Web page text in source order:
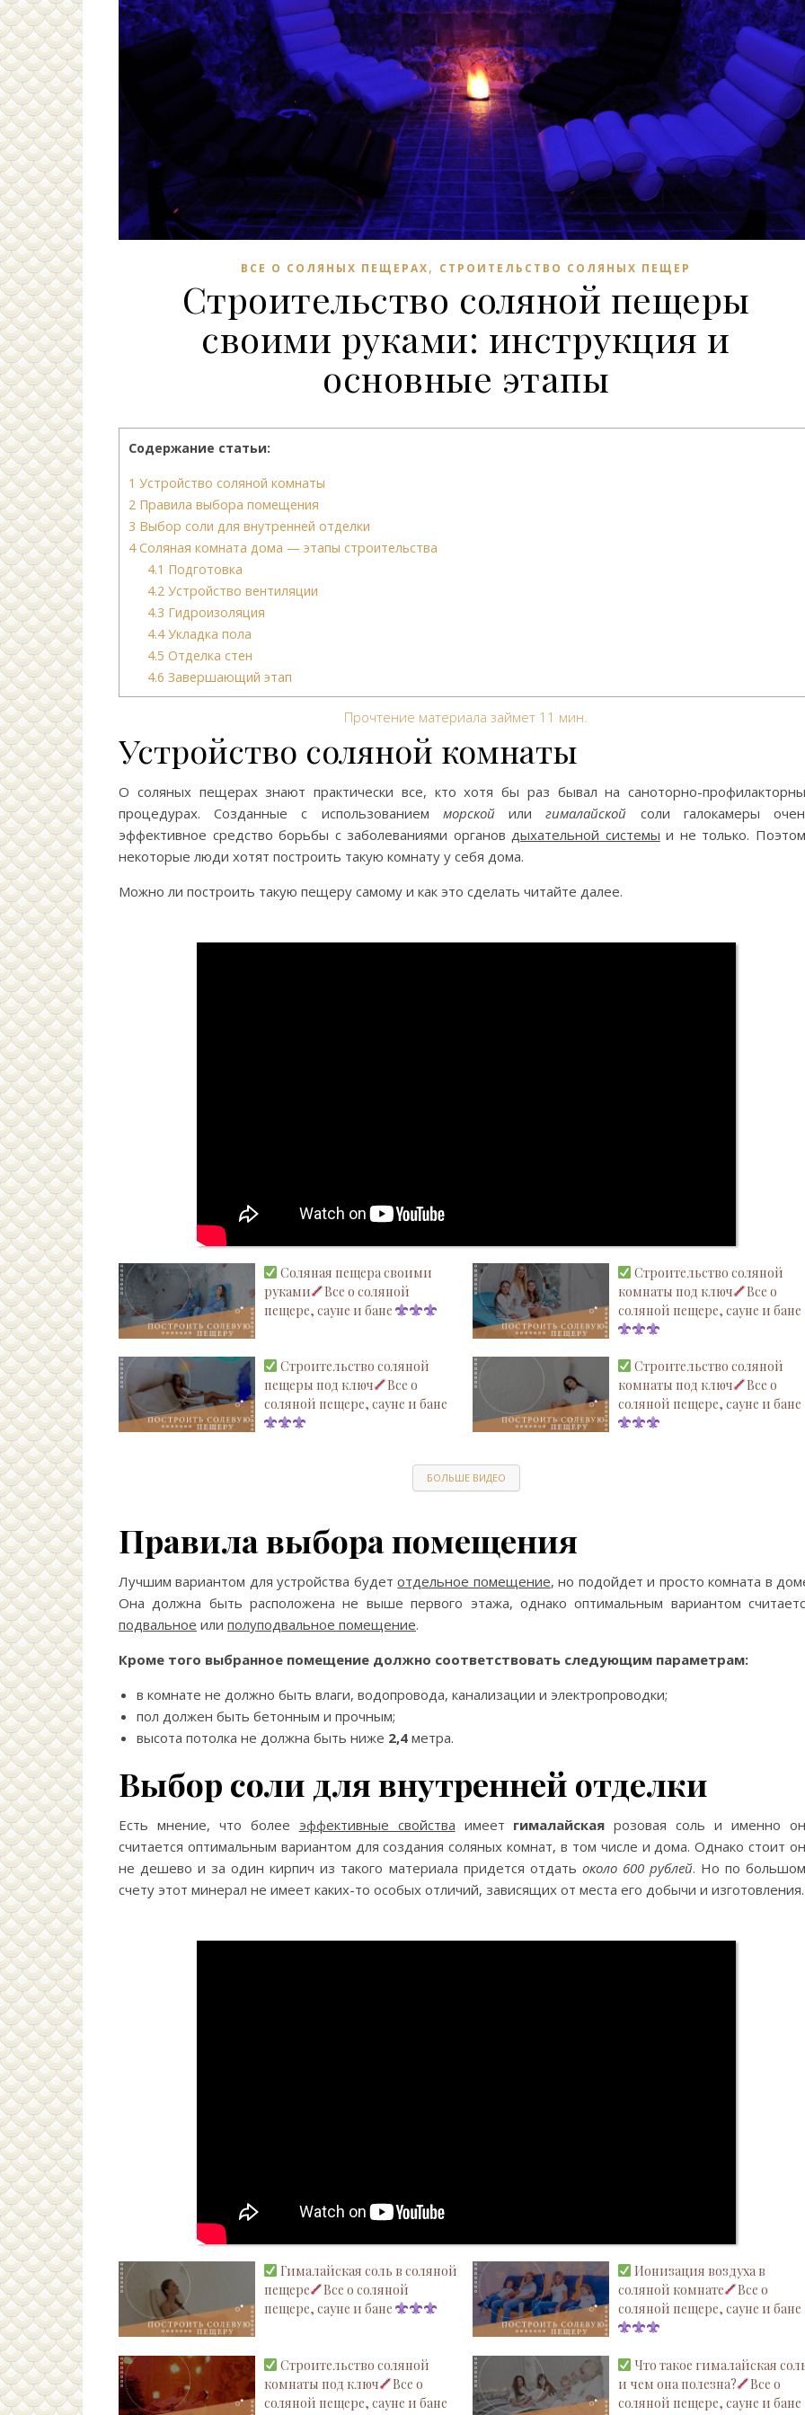
ВСЕ О СОЛЯНЫХ ПЕЩЕРАХ, СТРОИТЕЛЬСТВО СОЛЯНЫХ ПЕЩЕР
Строительство соляной пещеры
своими руками: инструкция и
основные этапы
Содержание статьи:
1 Устройство соляной комнаты
2 Правила выбора помещения
3 Выбор соли для внутренней отделки
4Соляная комната дома — этапы строительства
4.1 Подготовка
4.2 Устройство вентиляции
4.3 Гидроизоляция
4.4Укладка пола
4.5 Отделка стен
4.6 Завершающий этап
Прочтение материала займет 11 мин.
Устройство соляной комнаты
О соляных пещерах знают практически все, кто хотя бы раз бывал на саноторно-
процедурах. Созданные с использованием морскойилигималайской соли галокамеры
эффективное средство борьбы с заболеваниями органов дыхательной системы и не только.
некоторые люди хотят построить такую комнату у себя дома.
Можно ли построить такую пещеру самому и как это сделать читайте далее.
Соляная пещера своими
руками
Все о соляной
пещере, сауне и бане
Строительство соляной
комнаты под ключ
Все о
соляной пещере, сауне и бане
Строительство соляной
пещеры под ключ
Все о
соляной пещере, сауне и бане
Строительство соляной
комнаты под ключ
Все о
соляной пещере, сауне и бане
БОЛЬШЕ ВИДЕО
Правила выбора помещения
Лучшим вариантом для устройства будетотдельное помещение, но подойдет и просто комната в
Она должна быть расположена не выше первого этажа, однако оптимальным вариантом
подвальное или полуподвальное помещение.
Кроме того выбранное помещение должно соответствовать следующим параметрам:
в комнате не должно быть влаги, водопровода, канализации и электропроводки;
пол должен быть бетонным и прочным;
высота потолка не должна быть ниже 2,4 метра.
Выбор соли для внутренней отделки
Есть мнение, что более эффективные свойства имеет гималайская розовая соль и именно
считается оптимальным вариантом для создания соляных комнат, в том числе и дома. Однако стоит
не дешево и за один кирпич из такого материала придется отдать около 600 рублей. Но по
счету этот минерал не имеет каких-то особых отличий, зависящих от места его добычи и изготовления.
Гималайская соль в соляной
пещере
Все о соляной
пещере, сауне и бане
Ионизация воздуха в
соляной комнате
Все о
соляной пещере, сауне и бане
Строительство соляной
комнаты под ключ
Все о
соляной пещере, сауне и бане
Что такое гималайская
и чем она полезна?
Все о
соляной пещере, сауне и бане